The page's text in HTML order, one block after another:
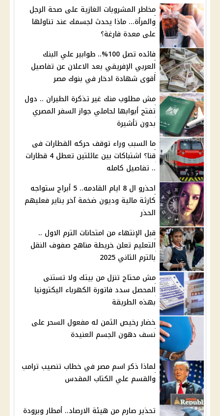
مخاطر المشروبات الغازية على صحة الرجل
والمرأة... ماذا يحدث لجسمك عند تناولها
على معدة فارغة؟
فائده تصل 100%.. طوابير علي البنك
العربي الإفريقي بعد الاعلان عن تفاصيل
أقوى شهادة ادخار في بنوك مصر
مش مطلوب منك غير تذكرة الطيران .. دول
تفتح أبوابها لحاملي جواز السفر المصري
بدون تأشيرة
ما السبب وراء توقف حركه القطارات فى
قنا؟ اشتباكات بين عائلتين تعطل 4 قطارات
.. تفاصيل كامله
احذرو ال 8 ايام القادمه.. 5 أبراج ستواجه
كارثة مالية وديون ضخمة آخر يناير فعليهم
الحذر
قبل الإنتهاء من امتحانات الترم الاول ..
التعليم تعلن خريطة مناهج صفوف النقل
بالترم الثاني 2025
مش محتاج تنزل من بيتك ولا تستنى
المحصل سدد فاتورة الكهرباء اليكترونيا
بهذه الطريقة
خضار رخيص الثمن له مفعول السحر على
نسف دهون الجسم العنيدة
لماذا ذكر اسم مصر في خطاب تنصيب ترامب
والقسم علي الكتاب المقدس
تحذير صارم من هيئة الارصاد.. أمطار وبرودة